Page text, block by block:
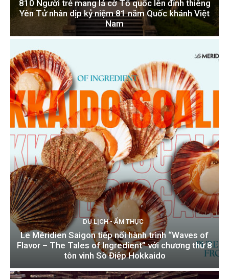
810 Người trẻ mang lá cờ Tổ quốc lên đỉnh thiêng
Yên Tử nhân dịp kỷ niệm 81 năm Quốc khánh Việt
Nam
DU LỊCH - ẨM THỰC
Le Méridien Saigon tiếp nối hành trình “Waves of
Flavor – The Tales of Ingredient” với chương thứ 8
tôn vinh Sò Điệp Hokkaido